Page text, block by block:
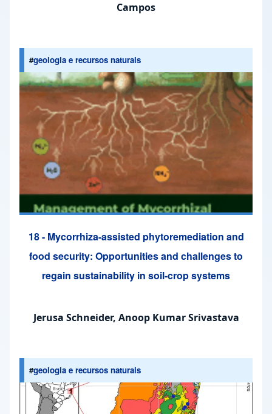
Campos
#geologia e recursos naturais
18 - Mycorrhiza-assisted phytoremediation and
food security: Opportunities and challenges to
regain sustainability in soil-crop systems
Jerusa Schneider, Anoop Kumar Srivastava
#geologia e recursos naturais